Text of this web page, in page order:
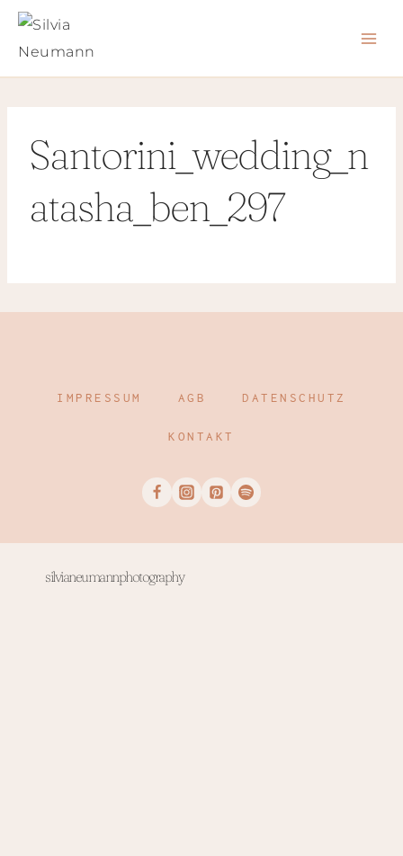
Zum
Santorini_wedding_n
atasha_ben_297
IMPRESSUM AGB DATENSCHUTZ
KONTAKT
silvianeumannphotography